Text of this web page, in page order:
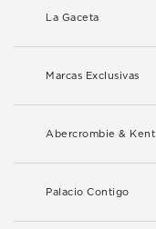
La Gaceta
Marcas Exclusivas
Abercrombie & Kent
Palacio Contigo